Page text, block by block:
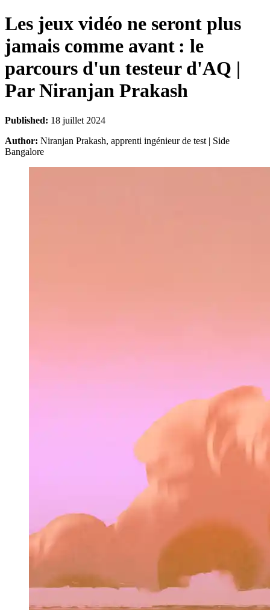
Les jeux vidéo ne seront plus
jamais comme avant : le
parcours d'un testeur d'AQ |
Par Niranjan Prakash
Published: 18 juillet 2024
Author: Niranjan Prakash, apprenti ingénieur de test | Side
Bangalore